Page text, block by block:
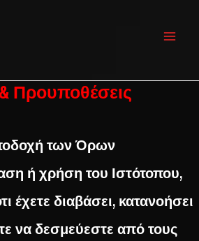
Προυποθέσεις
των Όρων
ή χρήση του Ιστότοπου,
έχετε διαβάσει, κατανοήσει
να δεσμεύεστε από τους